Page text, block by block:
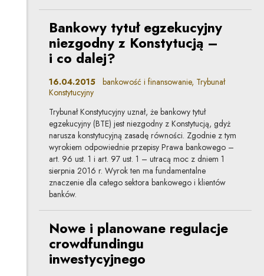
Bankowy tytuł egzekucyjny
niezgodny z Konstytucją –
i co dalej?
16.04.2015 bankowość i finansowanie, Trybunał
Konstytucyjny
Trybunał Konstytucyjny uznał, że bankowy tytuł
egzekucyjny (BTE) jest niezgodny z Konstytucją, gdyż
narusza konstytucyjną zasadę równości. Zgodnie z tym
wyrokiem odpowiednie przepisy Prawa bankowego –
art. 96 ust. 1 i art. 97 ust. 1 – utracą moc z dniem 1
sierpnia 2016 r. Wyrok ten ma fundamentalne
znaczenie dla całego sektora bankowego i klientów
banków.
Nowe i planowane regulacje
crowdfundingu
inwestycyjnego